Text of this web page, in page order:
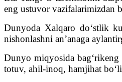
eng ustuvor vazifalarimizdan
Dunyoda Xalqaro do‘stlik
nishonlashni an’anaga
Dunyo miqyosida
totuv, ahil-inoq, hamjihat